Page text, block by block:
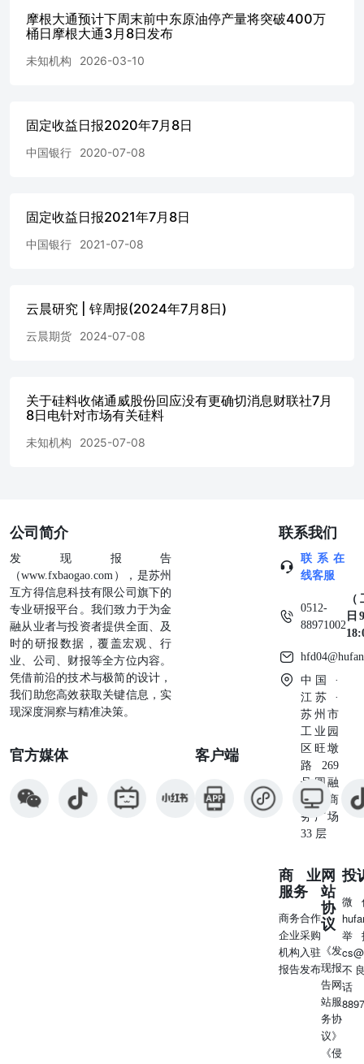
摩根大通预计下周末前中东原油停产量将突破400万
桶日摩根大通3月8日发布
未知机构 2026-03-10
固定收益日报2020年7月8日
中国银行 2020-07-08
固定收益日报2021年7月8日
中国银行 2021-07-08
云晨研究 | 锌周报(2024年7月8日)
云晨期货 2024-07-08
关于硅料收储通威股份回应没有更确切消息财联社7月
8日电针对市场有关硅料
未知机构 2025-07-08
公司简介
发现报告
（www.fxbaogao.com），是苏州
互方得信息科技有限公司旗下的
专业研报平台。我们致力于为金
融从业者与投资者提供全面、及
时的研报数据，覆盖宏观、行
业、公司、财报等全方位内容。
凭借前沿的技术与极简的设计，
我们助您高效获取关键信息，实
现深度洞察与精准决策。
官方媒体 客户端
联系我们
联系在
线客服
0512-
88971002
日
中国 ·
江苏 ·
苏州市
工业园
区旺墩
路269
号圆融
星座商
务广场
33 层
商业
服务
商务合作
企业采购
机构入驻
报告发布
网
站
协
议
《发
现报
告网
站服
务协
议》
《侵
投
微
举
不